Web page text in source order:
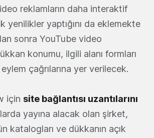
reklamların daha interaktif
yenilikler yaptığını da eklemekte
sonra YouTube video
konumu, ilgili alanı formları
çağrılarına yer verilecek.
için site bağlantısı uzantılarını
yayına alacak olan şirket,
katalogları ve dükkanın açık